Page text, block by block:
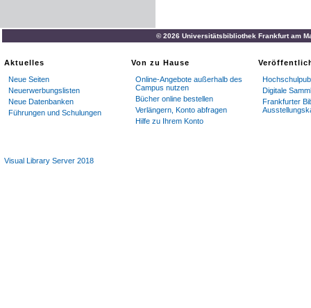
© 2026 Universitätsbibliothek Frankfurt am
Aktuelles
Neue Seiten
Neuerwerbungslisten
Neue Datenbanken
Führungen und Schulungen
Von zu Hause
Online-Angebote außerhalb des
Campus nutzen
Bücher online bestellen
Verlängern, Konto abfragen
Hilfe zu Ihrem Konto
Digitale
Frankfurter
Visual Library Server 2018